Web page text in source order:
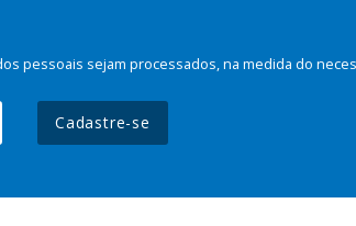
pessoais sejam processados, na medida do
Cadastre-se